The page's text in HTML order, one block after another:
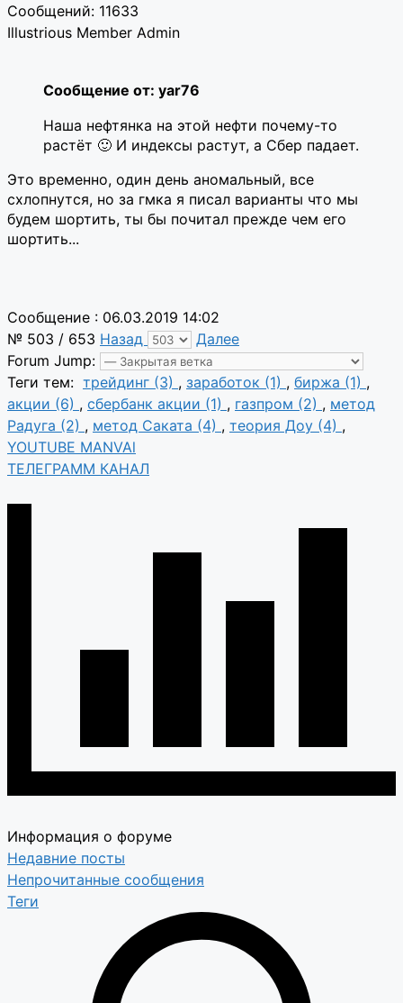
Сообщений: 11633
Illustrious Member Admin
Сообщение от: yar76
Наша нефтянка на этой нефти почему-то
растёт 🙂 И индексы растут, а Сбер падает.
Это временно, один день аномальный, все
схлопнутся, но за гмка я писал варианты что мы
будем шортить, ты бы почитал прежде чем его
шортить...
Сообщение : 06.03.2019 14:02
№ 503 / 653 Назад
Далее
Forum Jump:
Теги тем: трейдинг (3) , заработок (1) , биржа (1) ,
акции (6) , сбербанк акции (1) , газпром (2) , метод
Радуга (2) , метод Саката (4) , теория Доу (4) ,
YOUTUBE MANVAl
ТЕЛЕГРАММ КАНАЛ
Информация о форуме
Недавние посты
Непрочитанные сообщения
Теги